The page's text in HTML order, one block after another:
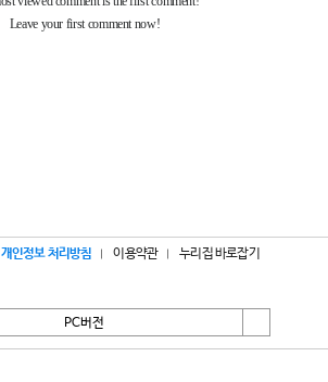
개인정보 처리방침 이용약관 누리집 바로잡기
PC버전